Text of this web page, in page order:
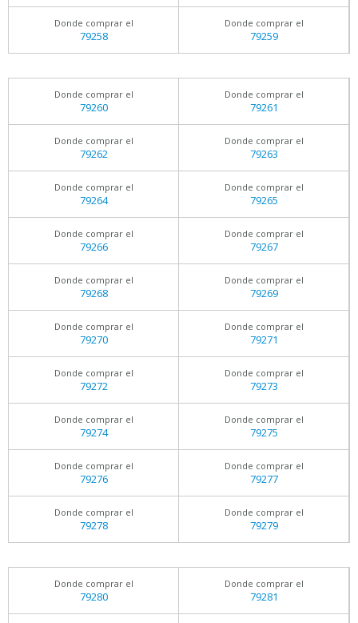
Donde comprar el
79258
Donde comprar el
79259
Donde comprar el
79260
Donde comprar el
79261
Donde comprar el
79262
Donde comprar el
79263
Donde comprar el
79264
Donde comprar el
79265
Donde comprar el
79266
Donde comprar el
79267
Donde comprar el
79268
Donde comprar el
79269
Donde comprar el
79270
Donde comprar el
79271
Donde comprar el
79272
Donde comprar el
79273
Donde comprar el
79274
Donde comprar el
79275
Donde comprar el
79276
Donde comprar el
79277
Donde comprar el
79278
Donde comprar el
79279
Donde comprar el
79280
Donde comprar el
79281